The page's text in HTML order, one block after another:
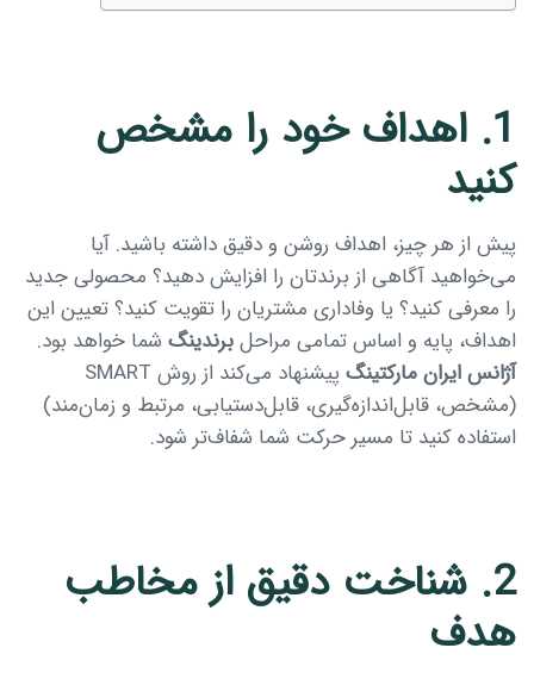
1. اهداف خود را مشخص
کنید
پیش از هر چیز، اهداف روشن و دقیق داشته باشید. آیا
می‌خواهید آگاهی از برندتان را افزایش دهید؟ محصولی جدید
را معرفی کنید؟ یا وفاداری مشتریان را تقویت کنید؟ تعیین این
اهداف، پایه و اساس تمامی مراحلبرندینگ شما خواهد بود.
آژانس ایران مارکتینگ
پیشنهاد می‌کند از روش SMART
(مشخص، قابل‌اندازه‌گیری، قابل‌دستیابی، مرتبط و زمان‌مند)
استفاده کنید تا مسیر حرکت شما شفاف‌تر شود.
2. شناخت دقیق از مخاطب
هدف